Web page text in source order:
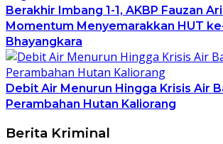
Berakhir Imbang 1-1, AKBP Fauzan
Momentum Menyemarakkan HUT
Bhayangkara
Debit Air Menurun Hingga Krisis Air
Perambahan Hutan Kaliorang
Berita Kriminal